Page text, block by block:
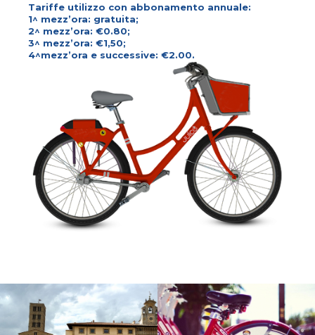
Tariffe utilizzo con abbonamento annuale:
1^ mezz’ora: gratuita;
2^ mezz’ora: €0.80;
3^ mezz’ora: €1,50;
4^mezz’ora e successive: €2.00.